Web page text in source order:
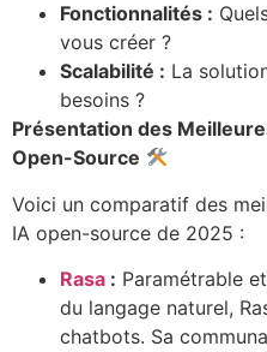
Fonctionnalités :
vous créer ?
Scalabilité : La
besoins ?
Présentation des
Open-Source
Voici un comparatif des
IA open-source de 2025 :
Rasa : Paramétrable
du langage naturel,
chatbots. Sa